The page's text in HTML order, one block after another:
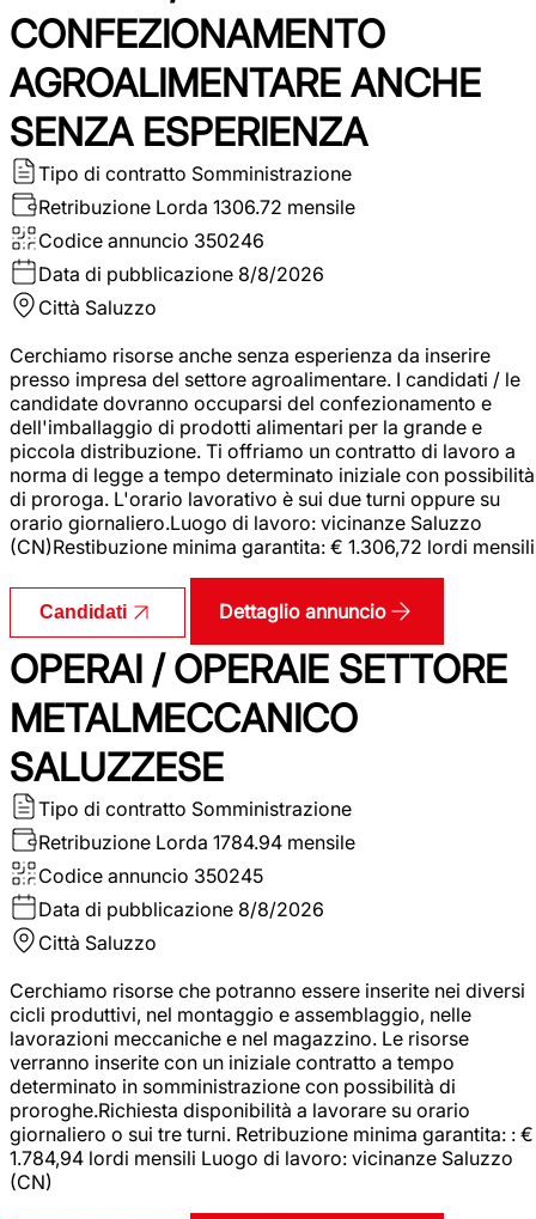
CONFEZIONAMENTO
AGROALIMENTARE ANCHE
SENZA ESPERIENZA
Tipo di contratto Somministrazione
Retribuzione Lorda 1306.72 mensile
Codice annuncio 350246
Data di pubblicazione 8/8/2026
Città Saluzzo
Cerchiamo risorse anche senza esperienza da inserire
presso impresa del settore agroalimentare. I candidati / le
candidate dovranno occuparsi del confezionamento e
dell'imballaggio di prodotti alimentari per la grande e
piccola distribuzione. Ti offriamo un contratto di lavoro a
norma di legge a tempo determinato iniziale con possibilità
di proroga. L'orario lavorativo è sui due turni oppure su
orario giornaliero.Luogo di lavoro: vicinanze Saluzzo
(CN)Restibuzione minima garantita: € 1.306,72 lordi mensili
Candidati Dettaglio annuncio
OPERAI / OPERAIE SETTORE
METALMECCANICO
SALUZZESE
Tipo di contratto Somministrazione
Retribuzione Lorda 1784.94 mensile
Codice annuncio 350245
Data di pubblicazione 8/8/2026
Città Saluzzo
Cerchiamo risorse che potranno essere inserite nei diversi
cicli produttivi, nel montaggio e assemblaggio, nelle
lavorazioni meccaniche e nel magazzino. Le risorse
verranno inserite con un iniziale contratto a tempo
determinato in somministrazione con possibilità di
proroghe.Richiesta disponibilità a lavorare su orario
giornaliero o sui tre turni. Retribuzione minima garantita: : €
1.784,94 lordi mensili Luogo di lavoro: vicinanze Saluzzo
(CN)